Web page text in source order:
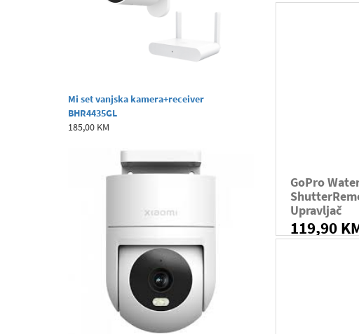
Mi set vanjska kamera+receiver
BHR4435GL
185,00 KM
GoPro
Upravljač
119,90